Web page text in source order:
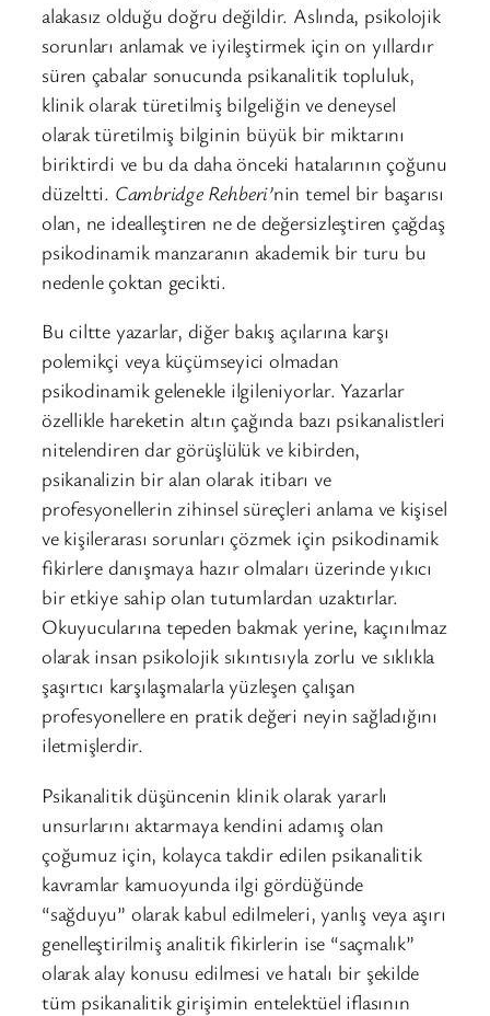
alakasız olduğu doğru değildir. Aslında, psikolojik
sorunları anlamak ve iyileştirmek için on yıllardır
süren çabalar sonucunda psikanalitik topluluk,
klinik olarak türetilmiş bilgeliğin ve deneysel
olarak türetilmiş bilginin büyük bir miktarını
biriktirdi ve bu da daha önceki hatalarının çoğunu
düzeltti. Cambridge Rehberi’nin temel bir başarısı
olan, ne idealleştiren ne de değersizleştiren çağdaş
psikodinamik manzaranın akademik bir turu bu
nedenle çoktan gecikti.
Bu ciltte yazarlar, diğer bakış açılarına karşı
polemikçi veya küçümseyici olmadan
psikodinamik gelenekle ilgileniyorlar. Yazarlar
özellikle hareketin altın çağında bazı psikanalistleri
nitelendiren dar görüşlülük ve kibirden,
psikanalizin bir alan olarak itibarı ve
profesyonellerin zihinsel süreçleri anlama ve kişisel
ve kişilerarası sorunları çözmek için psikodinamik
fikirlere danışmaya hazır olmaları üzerinde yıkıcı
bir etkiye sahip olan tutumlardan uzaktırlar.
Okuyucularına tepeden bakmak yerine, kaçınılmaz
olarak insan psikolojik sıkıntısıyla zorlu ve sıklıkla
şaşırtıcı karşılaşmalarla yüzleşen çalışan
profesyonellere en pratik değeri neyin sağladığını
iletmişlerdir.
Psikanalitik düşüncenin klinik olarak yararlı
unsurlarını aktarmaya kendini adamış olan
çoğumuz için, kolayca takdir edilen psikanalitik
kavramlar kamuoyunda ilgi gördüğünde
“sağduyu” olarak kabul edilmeleri, yanlış veya aşırı
genelleştirilmiş analitik fikirlerin ise “saçmalık”
olarak alay konusu edilmesi ve hatalı bir şekilde
tüm psikanalitik girişimin entelektüel iflasının